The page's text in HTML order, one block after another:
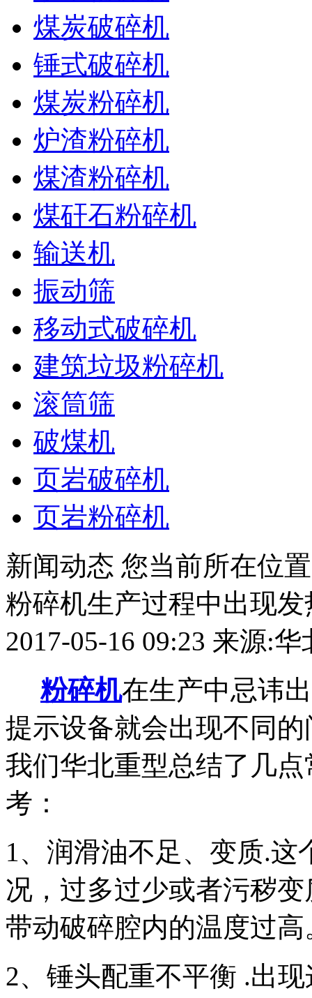
煤炭破碎机
锤式破碎机
煤炭粉碎机
炉渣粉碎机
煤渣粉碎机
煤矸石粉碎机
输送机
振动筛
移动式破碎机
建筑垃圾粉碎机
滚筒筛
破煤机
页岩破碎机
页岩粉碎机
新闻动态 您当前所在位
粉碎机生产过程中出现
2017-05-16 09:23 来源:
粉碎机在生产中忌讳
提示设备就会出现不同
我们华北重型总结了几
考：
1、润滑油不足、变质.
况，过多过少或者污秽
带动破碎腔内的温度过高
2、锤头配重不平衡 .出